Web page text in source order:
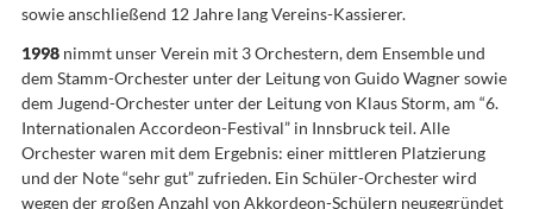
sowie anschließend 12 Jahre lang Vereins-Kassierer.
1998nimmt unser Verein mit 3 Orchestern, dem Ensemble und
dem Stamm-Orchester unter der Leitung von Guido Wagner sowie
dem Jugend-Orchester unter der Leitung von Klaus Storm, am “6.
Internationalen Accordeon-Festival” in Innsbruck teil. Alle
Orchester waren mit dem Ergebnis: einer mittleren Platzierung
und der Note “sehr gut” zufrieden. Ein Schüler-Orchester wird
wegen der großen Anzahl von Akkordeon-Schülern neugegründet